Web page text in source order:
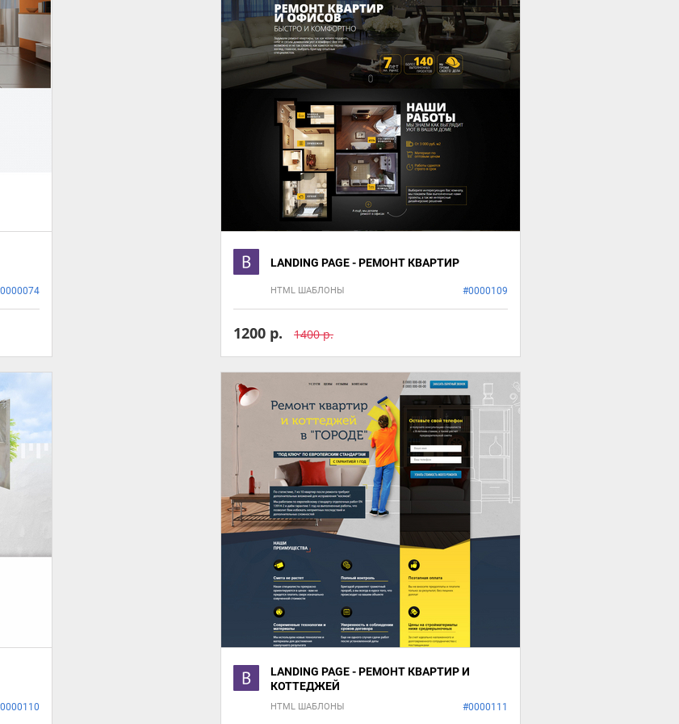
LANDING PAGE - РЕМОНТ КВАРТИР
HTML ШАБЛОНЫ #0000109
1200 р. 1400 р.
LANDING PAGE - РЕМОНТ КВАРТИР И
КОТТЕДЖЕЙ
HTML ШАБЛОНЫ #0000111